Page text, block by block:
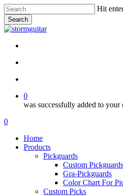
Skip
to
main
content
Hit
Search
Close
0
was successfully added to your
Menu
search
account
0
Home
Products
Pickguards
Custom Pickguards
Gra-Pickguards
Color Chart For
Custom Picks